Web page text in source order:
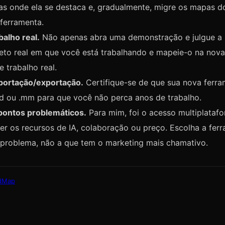
onde ela se destaca e, gradualmente, migre os mapas
real. Não apenas abra uma demonstração e julgue
real em que você está trabalhando e mapeie-o na
trabalho real.
exportação. Certifique-se de que sua nova
ou .mm para que você não perca anos de trabalho.
problemáticos. Para mim, foi o acesso
os recursos de IA, colaboração ou preço. Escolha a
não a que tem o marketing mais chamativo.